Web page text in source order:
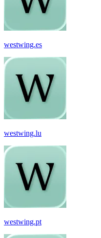
westwing.es
westwing.lu
westwing.pt